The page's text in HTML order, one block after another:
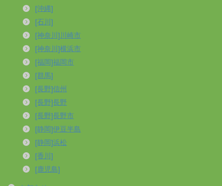
[沖縄]
[石川]
[神奈川]川崎市
[神奈川]横浜市
[福岡]福岡市
[群馬]
[長野]信州
[長野]長野
[長野]長野市
[静岡]伊豆半島
[静岡]浜松
[香川]
[鹿児島]